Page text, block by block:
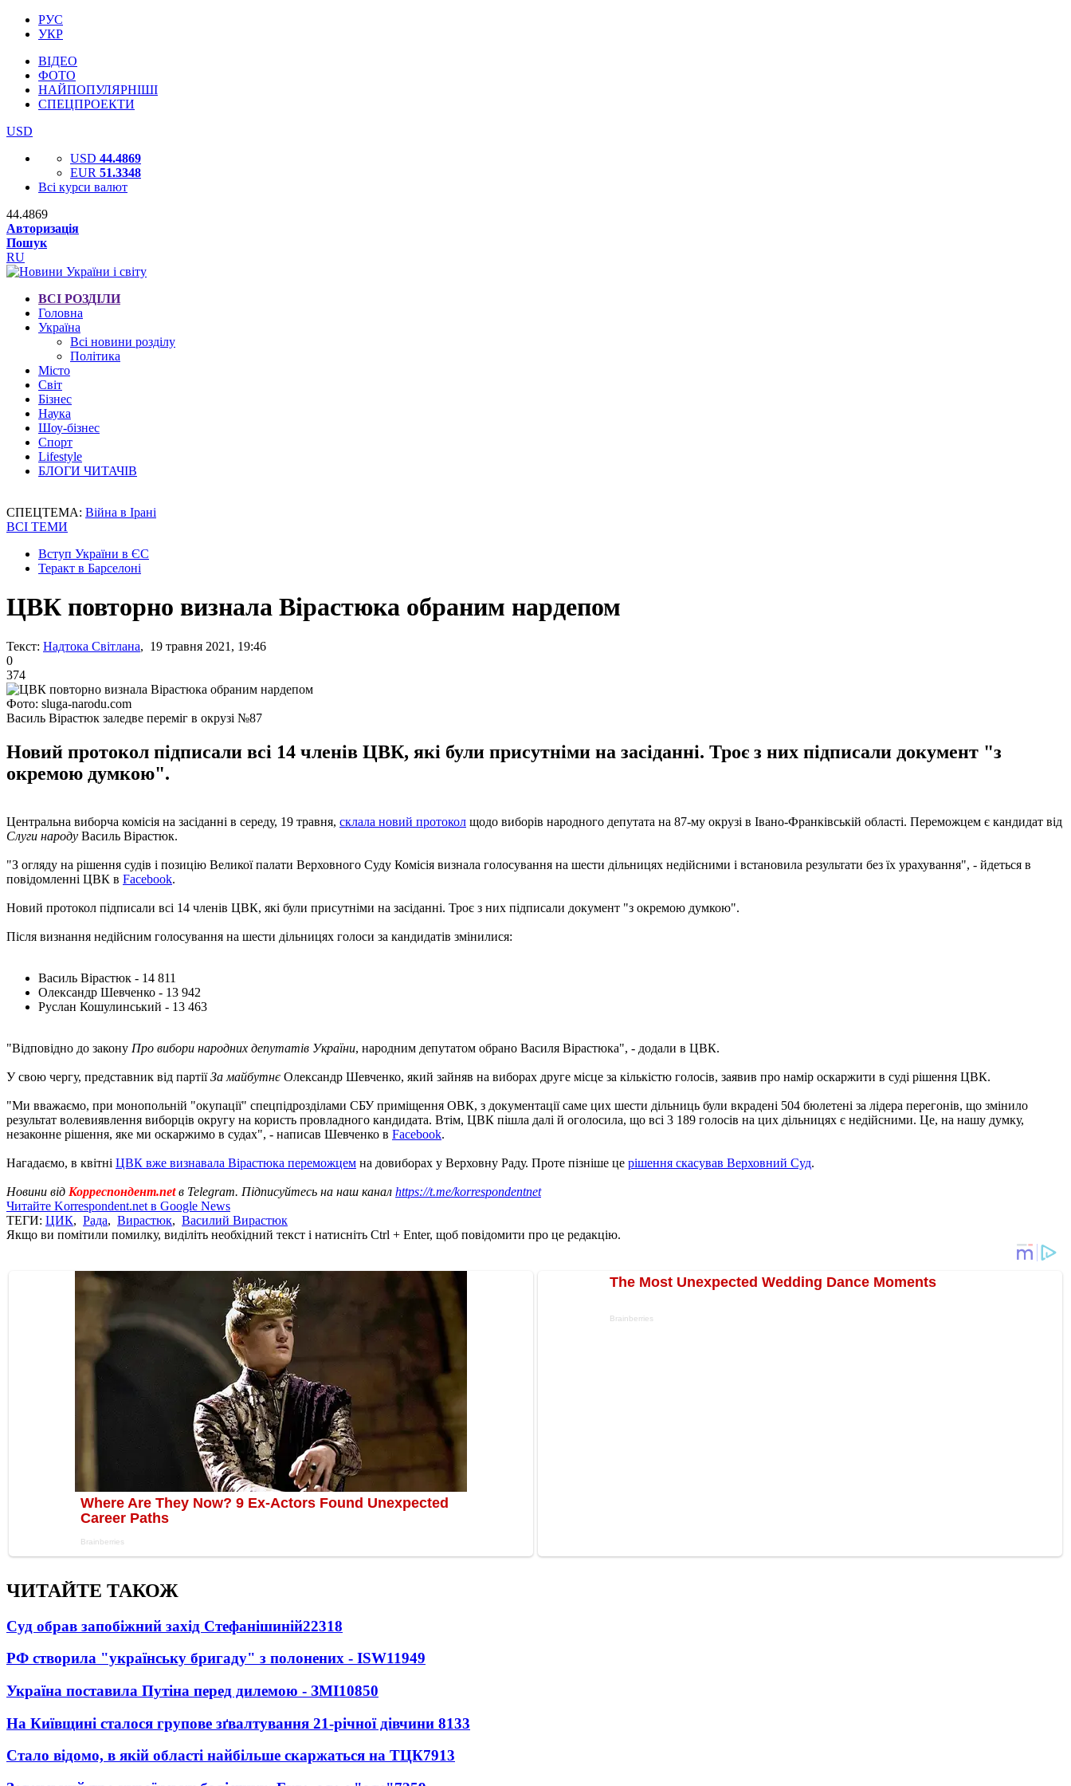
РУС
УКР
ВІДЕО
ФОТО
НАЙПОПУЛЯРНІШІ
СПЕЦПРОЕКТИ
USD
USD 44.4869
EUR 51.3348
Всі курси валют
44.4869
Авторизація
Пошук
RU
ВСІ РОЗДІЛИ
Головна
Україна
Всі новини розділу
Політика
Місто
Світ
Бізнес
Наука
Шоу-бізнес
Спорт
Lifestyle
БЛОГИ ЧИТАЧІВ
СПЕЦТЕМА: Війна в Ірані
ВСІ ТЕМИ
Вступ України в ЄС
Теракт в Барселоні
ЦВК повторно визнала Вірастюка обраним нардепом
Текст: Надтока Світлана, 19 травня 2021, 19:46
0
374
Фото: sluga-narodu.com
Василь Вірастюк заледве переміг в окрузі №87
Новий протокол підписали всі 14 членів ЦВК, які були присутніми на засіданні. Троє з них підписали документ "з
окремою думкою".
Центральна виборча комісія на засіданні в середу, 19 травня, склала новий протокол щодо виборів народного депутата на 87-му окрузі в Івано-Франківській області. Переможцем є кандидат від
Слуги народу Василь Вірастюк.
"З огляду на рішення судів і позицію Великої палати Верховного Суду Комісія визнала голосування на шести дільницях недійсними і встановила результати без їх урахування", - йдеться в
повідомленні ЦВК в Facebook.
Новий протокол підписали всі 14 членів ЦВК, які були присутніми на засіданні. Троє з них підписали документ "з окремою думкою".
Після визнання недійсним голосування на шести дільницях голоси за кандидатів змінилися:
Василь Вірастюк - 14 811
Олександр Шевченко - 13 942
Руслан Кошулинський - 13 463
"Відповідно до закону Про вибори народних депутатів України, народним депутатом обрано Василя Вірастюка", - додали в ЦВК.
У свою чергу, представник від партіїЗа майбутнє Олександр Шевченко, який зайняв на виборах друге місце за кількістю голосів, заявив про намір оскаржити в суді рішення ЦВК.
"Ми вважаємо, при монопольній "окупації" спецпідрозділами СБУ приміщення ОВК, з документації саме цих шести дільниць були вкрадені 504 бюлетені за лідера перегонів, що змінило
результат волевиявлення виборців округу на користь провладного кандидата. Втім, ЦВК пішла далі й оголосила, що всі 3 189 голосів на цих дільницях є недійсними. Це, на нашу думку,
незаконне рішення, яке ми оскаржимо в судах", - написав Шевченко в Facebook.
Нагадаємо, в квітні ЦВК вже визнавала Вірастюка переможцем на довиборах у Верховну Раду. Проте пізніше це рішення скасував Верховний Суд.
Новини від Корреспондент.netв Telegram. Підписуйтесь на наш канал https://t.me/korrespondentnet
Читайте Korrespondent.net в Google News
ТЕГИ: ЦИК, Рада, Вирастюк, Василий Вирастюк
Якщо ви помітили помилку, виділіть необхідний текст і натисніть Ctrl + Enter, щоб повідомити про це редакцію.
ЧИТАЙТЕ ТАКОЖ
Суд обрав запобіжний захід Стефанішиній22318
РФ створила "українську бригаду" з полонених - ISW11949
Україна поставила Путіна перед дилемою - ЗМІ10850
На Київщині сталося групове зґвалтування 21-річної дівчини 8133
Стало відомо, в якій області найбільше скаржаться на ТЦК7913